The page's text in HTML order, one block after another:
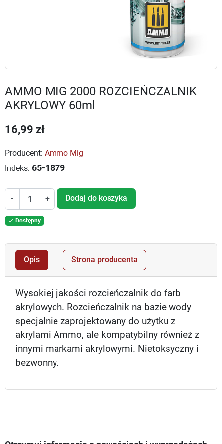
AMMO MIG 2000 ROZCIEŃCZALNIK
AKRYLOWY 60ml
16,99 zł
Producent: Ammo Mig
Indeks: 65-1879
- + Dodaj do koszyka
 Dostępny
Opis Strona producenta
Wysokiej jakości rozcieńczalnik do farb
akrylowych. Rozcieńczalnik na bazie wody
specjalnie zaprojektowany do użytku z
akrylami Ammo, ale kompatybilny również z
innymi markami akrylowymi. Nietoksyczny i
bezwonny.